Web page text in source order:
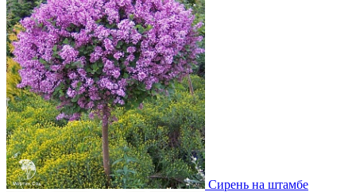
Сирень на штамбе